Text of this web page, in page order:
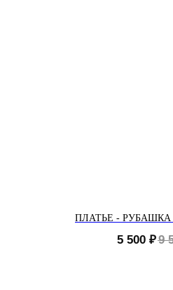
ПЛАТЬЕ -
5 500 ₽9